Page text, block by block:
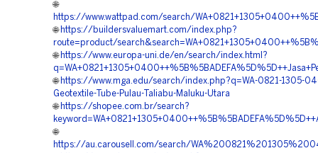
🌐
https://www.wattpad.com/search/
🌐 https://buildersvaluemart.com/index.php?
route=product/
🌐 https://www.europa-uni.de/en/search/index.html?
🌐 https://www.mga.edu/search/index.php?q=WA-0821-1305-
Geotextile-Tube-Pulau-Taliabu-Maluku-Utara
🌐 https://shopee.com.br/search?
🌐
https://au.carousell.com/search/